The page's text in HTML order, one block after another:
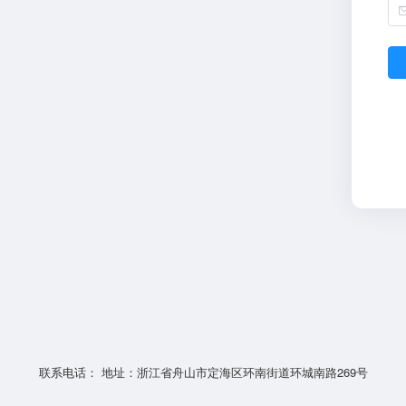
联系电话： 地址：浙江省舟山市定海区环南街道环城南路269号